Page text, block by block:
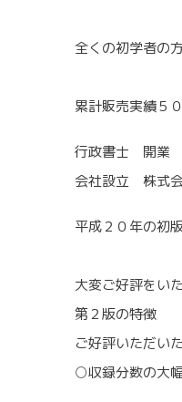
全くの初学者の
累計販売実績５
行政書士 開業
会社設立 株式
平成２０年の初
大変ご好評をい
第２版の特徴
ご好評いただい
○収録分数の大